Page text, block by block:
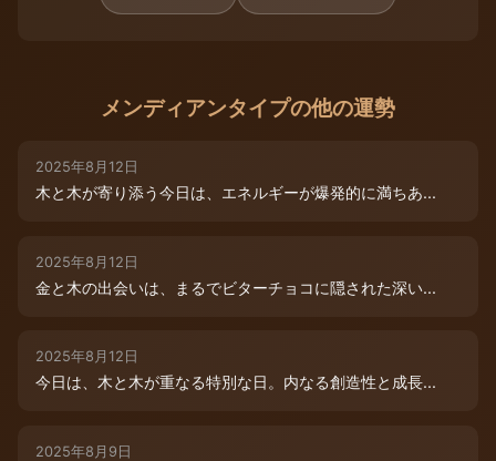
メンディアンタイプの他の運勢
2025年8月12日
木と木が寄り添う今日は、エネルギーが爆発的に満ちあ...
2025年8月12日
金と木の出会いは、まるでビターチョコに隠された深い...
2025年8月12日
今日は、木と木が重なる特別な日。内なる創造性と成長...
2025年8月9日